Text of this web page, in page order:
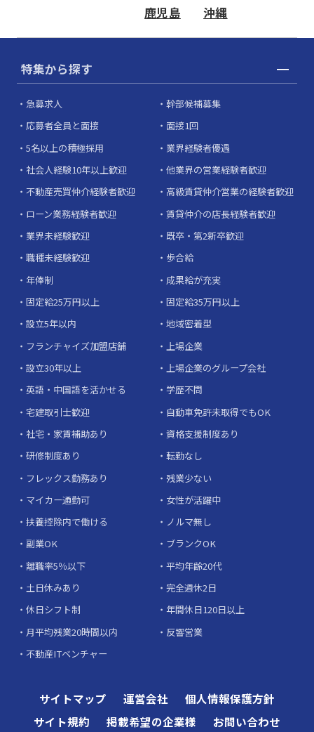
鹿児島 沖縄
特集から探す
急募求人
幹部候補募集
応募者全員と面接
面接1回
5名以上の積極採用
業界経験者優遇
社会人経験10年以上歓迎
他業界の営業経験者歓迎
不動産売買仲介経験者歓迎
高級賃貸仲介営業の経験者歓迎
ローン業務経験者歓迎
賃貸仲介の店長経験者歓迎
業界未経験歓迎
既卒・第2新卒歓迎
職種未経験歓迎
歩合給
年俸制
成果給が充実
固定給25万円以上
固定給35万円以上
設立5年以内
地域密着型
フランチャイズ加盟店舗
上場企業
設立30年以上
上場企業のグループ会社
英語・中国語を活かせる
学歴不問
宅建取引士歓迎
自動車免許未取得でもOK
社宅・家賃補助あり
資格支援制度あり
研修制度あり
転勤なし
フレックス勤務あり
残業少ない
マイカー通勤可
女性が活躍中
扶養控除内で働ける
ノルマ無し
副業OK
ブランクOK
離職率5％以下
平均年齢20代
土日休みあり
完全週休2日
休日シフト制
年間休日120日以上
月平均残業20時間以内
反響営業
不動産ITベンチャー
サイトマップ 運営会社
個人情報保護方針
サイト規約
掲載希望の企業様 お問い合わせ